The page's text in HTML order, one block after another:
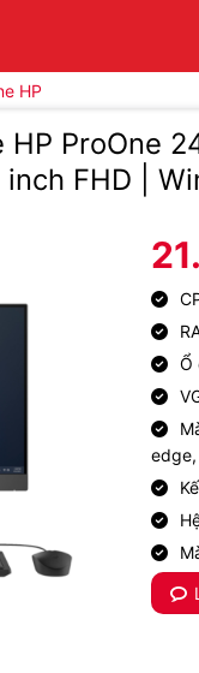
HP
ProOne
FHD |
Ổ